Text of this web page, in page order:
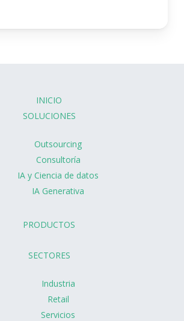
INICIO
SOLUCIONES
Outsourcing
Consultoría
IA y Ciencia de datos
IA Generativa
PRODUCTOS
SECTORES
Industria
Retail
Servicios